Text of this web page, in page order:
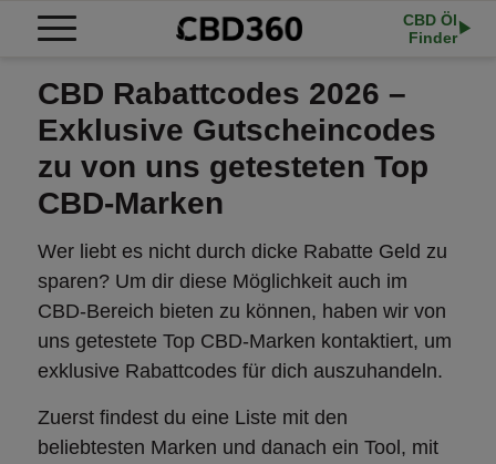
CBD Öl
Finder
CBD Rabattcodes 2026 –
Exklusive Gutscheincodes
zu von uns getesteten Top
CBD-Marken
Wer liebt es nicht durch dicke Rabatte Geld zu
sparen? Um dir diese Möglichkeit auch im
CBD-Bereich bieten zu können, haben wir von
uns getestete Top CBD-Marken kontaktiert, um
exklusive Rabattcodes für dich auszuhandeln.
Zuerst findest du eine Liste mit den
beliebtesten Marken und danach ein Tool, mit